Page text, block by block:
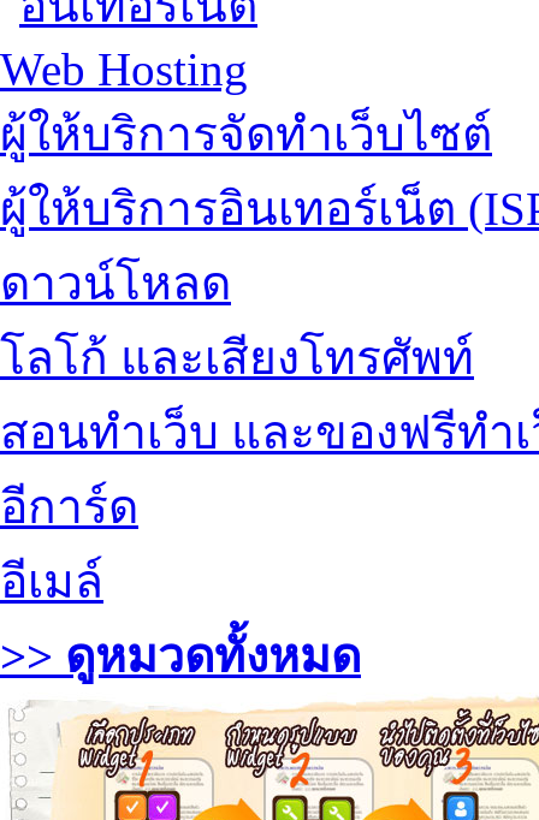
Web Hosting
ผู้ให้บริการจัดทำเว็บไซต์
ผู้ให้บริการอินเทอร์เน็ต
ดาวน์โหลด
โลโก้ และเสียงโทรศัพท์
สอนทำเว็บ และของฟรีทำ
อีการ์ด
อีเมล์
>> ดูหมวดทั้งหมด